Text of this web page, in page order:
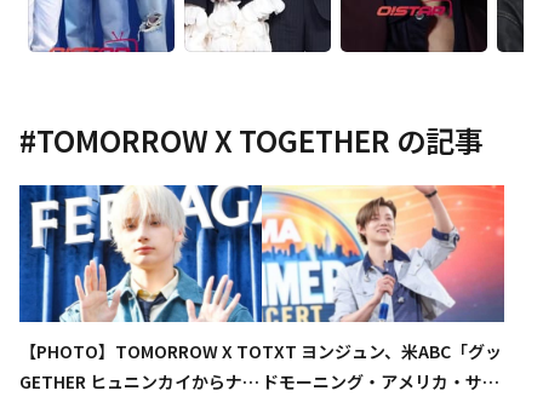
#TOMORROW X TOGETHER の記事
【PHOTO】TOMORROW X TO
GETHER ヒュニンカイからナナ
TXT ヨンジュン、米ABC「グッ
ドモーニング・アメリカ・サマ